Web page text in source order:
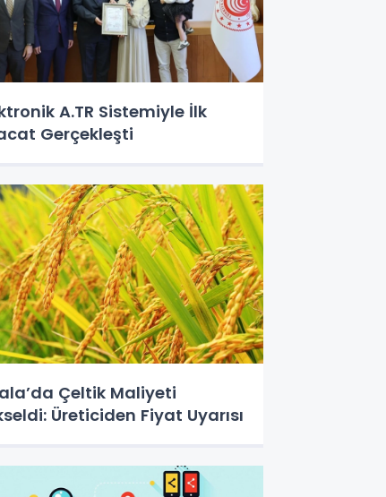
A.TR Sistemiyle İlk
Gerçekleşti
Çeltik Maliyeti
Üreticiden Fiyat Uyarısı